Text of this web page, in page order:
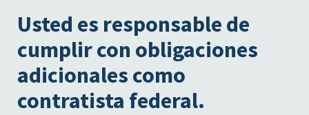
Usted es responsable de
cumplir con obligaciones
adicionales como
contratista federal.